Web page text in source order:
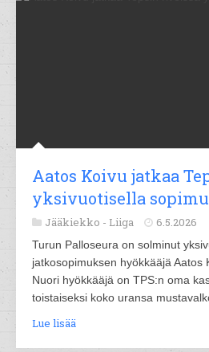
Aatos Koivu jatkaa
yksivuotisella
Jääkiekko - Liiga 6.5.2026
Turun Palloseura on solminut
jatkosopimuksen hyökkääjä Aatos
Nuori hyökkääjä on TPS:n oma
toistaiseksi koko uransa
Lue lisää